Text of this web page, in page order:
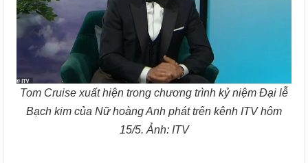
Tom Cruise xuất hiện trong chương trình kỷ niệm Đại lễ
Bạch kim của Nữ hoàng Anh phát trên kênh ITV hôm
15/5. Ảnh: ITV